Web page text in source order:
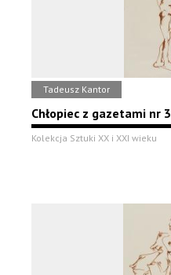
Tadeusz Kantor
Chłopiec z gazetami nr 3
Kolekcja Sztuki XX i XXI wieku